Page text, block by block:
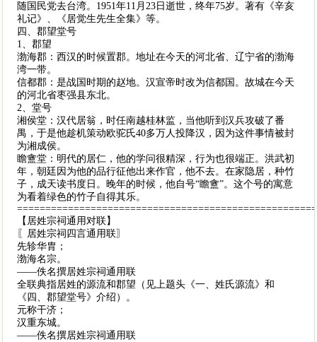
随国民党去台湾。1951年11月23日逝世，终年75岁。著有《辛亥
礼记》、《居觉生先生全集》等。
四、郡望堂号
1、郡望
渤海郡：西汉的时候置郡。地址在今天的河北省、辽宁省的渤海
湾一带。
信都郡：是战国时期的赵地。汉宣帝时改为信都国。故城在今天
的河北省枣强县东北。
2、堂号
湘侯堂：汉代居翁，时任南越桂林监，当他听到汉兵攻破了番
禺，于是他趁机策动欧驼氏40多万人投降汉，因为这件事情被封
为湘成侯。
瞻盦堂：明代的居仁，他的学问很精深，行为也很端正。洪武初
年，朝廷因为他的品行征他出来作官，他不去。在家隐居，种竹
子，成天读书度日。晚年的时候，他自号“瞻盦”。这个号的寓意
为看着绿色的竹子自得其乐。
【居姓宗祠通用对联】
〖居姓宗祠四言通用联〗
先轸华胄；
渤海名宗。
——佚名撰居姓宗祠通用联
全联典指居姓的源流和郡望（见上题头《一、姓氏源流》和
《四、郡望堂号》介绍）。
元称干济；
汉重东城。
——佚名撰居姓宗祠通用联